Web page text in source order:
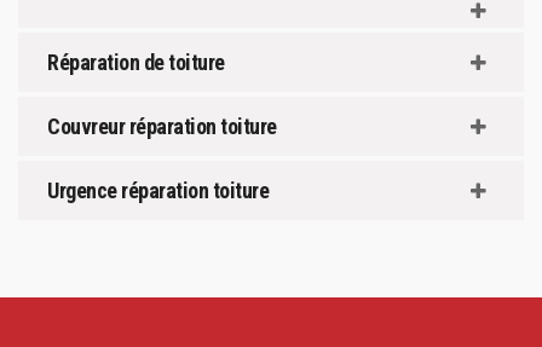
Réparation de toiture
Couvreur réparation toiture
Urgence réparation toiture